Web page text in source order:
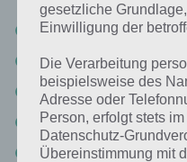
Dr. House
Dr. Grey
Dr. Koch
Dr. Who
Dr. Brinkman
gesetzliche
Einwilligung der
Die Verarbeitung
beispielsweise des
Adresse oder
Person, erfolgt stets
Datenschutz-
Übereinstimmung mit